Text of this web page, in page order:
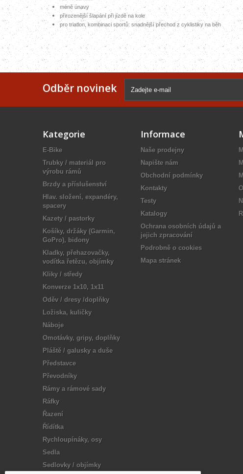
méně únavy
přirozenější šlapání při jízdě na kole
pro triatlon, kombinaci sportů: snadnější přechod z cyklistiky na běh
Odběr novinek
Kategorie
E-Bike
Trubky / materiál pro
výrobu rámů
Brzdy a příslušenství
Hlav. složení, expandéry,
spacery
Kazety / pastorky
Košíky, držáky (Garmin,
GoPro), bidony
Kladky, přehazovačky,
vodítka řetězu, objímky
Kliky / středy
Konverze 1x10, 1x11
Oděv / dresy /doplňky
Ložiska, kuličky
Náboje
Omotávky, gripy, doplňky
Pláště / galusky a duše
Představce
Převodníky
Rámy a rámové sady
Ráfky
Řazení
Řídítka
Rychloupínáky, osy
Sedla
Sedlovky / objímky
Informace
Naše prodejny
Napište nám
Obchodní podmínky
Kontakty
Testy
Katalogy
Ochrana osobních údajů a
jejich zpracování
Podrobně o cookies
Mapa stránek